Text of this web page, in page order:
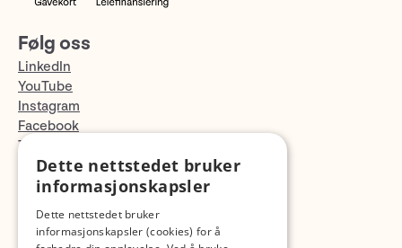
Følg oss
LinkedIn
YouTube
Instagram
Facebook
TikTok
Fotopodden
Dette nettstedet bruker
informasjonskapsler
Dette nettstedet bruker
informasjonskapsler (cookies) for å